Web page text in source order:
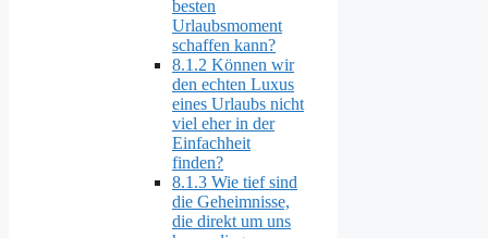
besten
Urlaubsmoment
schaffen kann?
8.1.2 Können wir
den echten Luxus
eines Urlaubs nicht
viel eher in der
Einfachheit
finden?
8.1.3 Wie tief sind
die Geheimnisse,
die direkt um uns